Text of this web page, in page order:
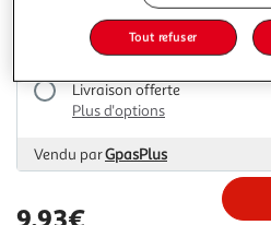
Vendu parMultishop
Livraison offerte
Plus d'options
Vendu parGpasPlus
9,93€
Tout refuser